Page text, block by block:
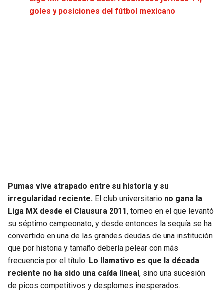
PACKERS
VIKINGS
FALCONS
PANTHERS
TIMBERWOLVES
THUNDER
TRAIL BLAZERS
JAZZ
goles y posiciones del fútbol mexicano
Pumas vive atrapado entre su historia y su
irregularidad reciente. El club universitario no gana la
Liga MX desde el Clausura 2011, torneo en el que levantó
su séptimo campeonato, y desde entonces la sequía se ha
convertido en una de las grandes deudas de una institución
que por historia y tamaño debería pelear con más
frecuencia por el título. Lo llamativo es que la década
reciente no ha sido una caída lineal , sino una sucesión
de picos competitivos y desplomes inesperados.